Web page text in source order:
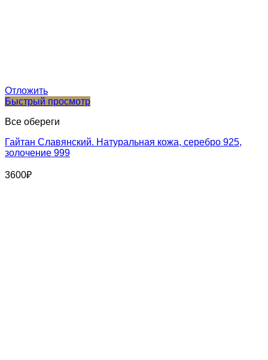
Отложить
Быстрый просмотр
Все обереги
Гайтан Славянский. Натуральная кожа, серебро 925,
золочение 999
3600₽